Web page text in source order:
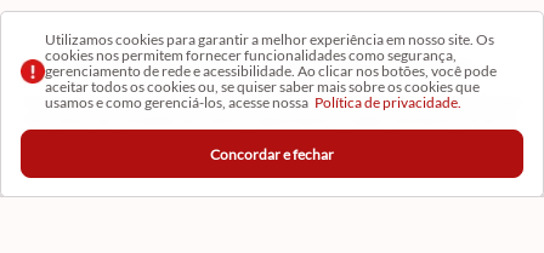
Utilizamos cookies para garantir a melhor experiência em nosso site. Os
cookies nos permitem fornecer funcionalidades como segurança,
gerenciamento de rede e acessibilidade. Ao clicar nos botões, você pode
aceitar todos os cookies ou, se quiser saber mais sobre os cookies que
usamos e como gerenciá-los, acesse nossa Política de privacidade.
Concordar e fechar
Razão Social: Comercial Luzia Meire de Gêneros Alimentícios LTDA | CNPJ:
08.991.182/0001-11
Os preços, produtos e quantidades da Loja Virtual não se aplicam aos da Loja Física. Na Loja